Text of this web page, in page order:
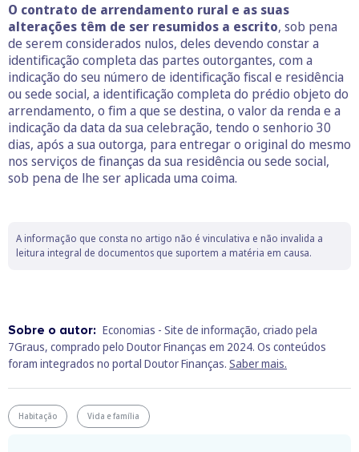
O contrato de arrendamento rural e as suas
alterações têm de ser resumidos a escrito, sob pena
de serem considerados nulos, deles devendo constar a
identificação completa das partes outorgantes, com a
indicação do seu número de identificação fiscal e residência
ou sede social, a identificação completa do prédio objeto do
arrendamento, o fim a que se destina, o valor da renda e a
indicação da data da sua celebração, tendo o senhorio 30
dias, após a sua outorga, para entregar o original do mesmo
nos serviços de finanças da sua residência ou sede social,
sob pena de lhe ser aplicada uma coima.
A informação que consta no artigo não é vinculativa e não invalida a
leitura integral de documentos que suportem a matéria em causa.
Sobre o autor: Economias - Site de informação, criado pela
7Graus, comprado pelo Doutor Finanças em 2024. Os conteúdos
foram integrados no portal Doutor Finanças. Saber mais.
Habitação Vida e família